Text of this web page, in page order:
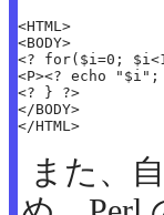
<HTML>
<BODY>
<? for($i=0;
<P><? echo "$i";
<? } ?>
</BODY>
</HTML>
また、